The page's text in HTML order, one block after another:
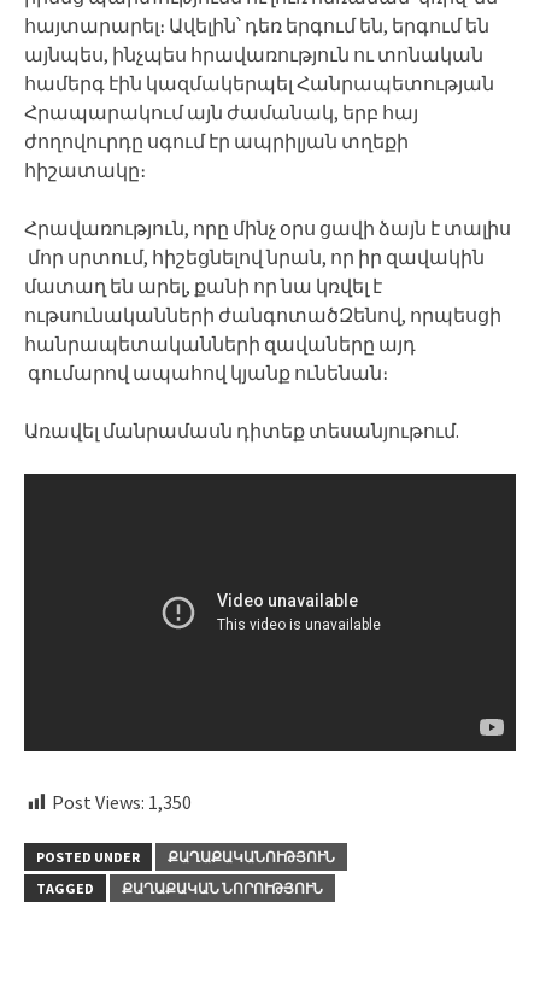
հայտարարել։ Ավելին՝ դեռ երգում են, երգում են
այնպես, ինչպես հրավառություն ու տոնական
համերգ էին կազմակերպել Հանրապետության
Հրապարակում այն ժամանակ, երբ հայ
ժողովուրդը սգում էր ապրիլյան տղեքի
հիշատակը։
Հրավառություն, որը մինչ օրս ցավի ձայն է տալիս
մոր սրտում, հիշեցնելով նրան, որ իր զավակին
մատաղ են արել, քանի որ նա կռվել է
ութսունականների ժանգոտածԶենով, որպեսցի
հանրապետականների զավաները այդ
գումարով ապահով կյանք ունենան։
Առավել մանրամասն դիտեք տեսանյութում.
Post Views: 1,350
POSTED UNDER
ՔԱՂԱՔԱԿԱՆՈՒԹՅՈՒՆ
TAGGED
ՔԱՂԱՔԱԿԱՆ ՆՈՐՈՒԹՅՈՒՆ